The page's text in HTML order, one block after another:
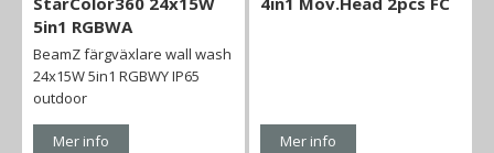
5in1 RGBWA
BeamZ färgväxlare wall wash
24x15W 5in1 RGBWY IP65
outdoor
Mer info Mer info